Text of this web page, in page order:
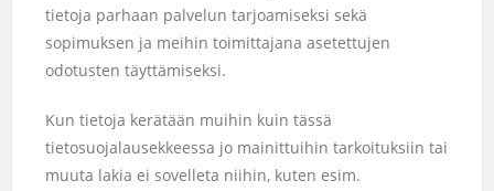
tietoja parhaan palvelun tarjoamiseksi sekä
sopimuksen ja meihin toimittajana asetettujen
odotusten täyttämiseksi.
Kun tietoja kerätään muihin kuin tässä
tietosuojalausekkeessa jo mainittuihin tarkoituksiin tai
muuta lakia ei sovelleta niihin, kuten esim.